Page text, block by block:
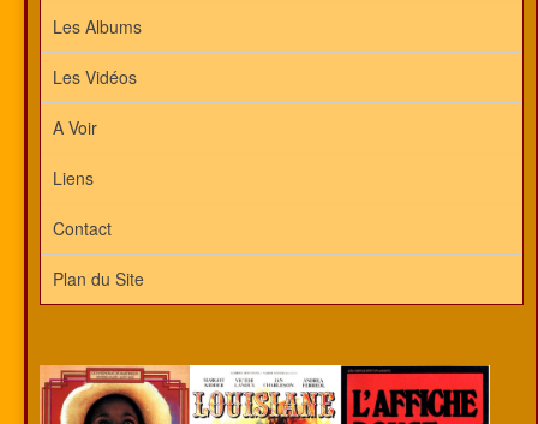
Les Albums
Les Vidéos
A Voir
Liens
Contact
Plan du Site